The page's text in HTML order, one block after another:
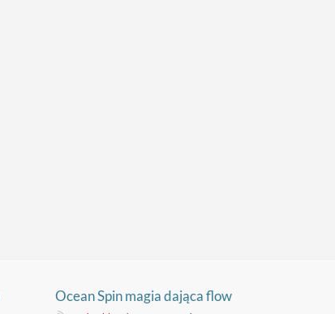
Ocean Spin magia dająca flow